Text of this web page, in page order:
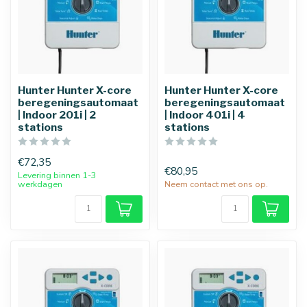
Hunter Hunter X-core
beregeningsautomaat
| Indoor 201i | 2
stations
€72,35
Levering binnen 1-3
werkdagen
Hunter Hunter X-core
beregeningsautomaat
| Indoor 401i | 4
stations
€80,95
Neem contact met ons op.